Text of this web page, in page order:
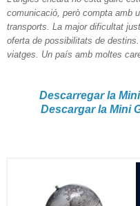
comunicació, però compta amb
transports. La major dificultat
oferta de possibilitats de
viatges. Un país amb moltes
Descarregar la
Descargar la Mini